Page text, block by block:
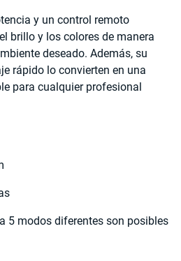
y un control remoto
brillo y los colores de manera
deseado. Además, su
rápido lo convierten en una
para cualquier profesional
5 modos diferentes son posibles